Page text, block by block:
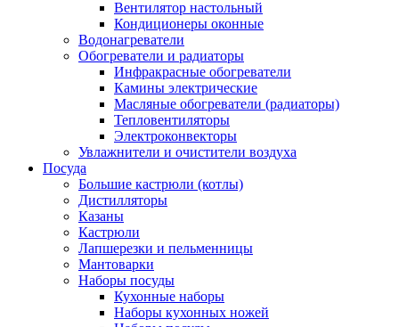
Вентилятор настольный
Кондиционеры оконные
Водонагреватели
Обогреватели и радиаторы
Инфракрасные обогреватели
Камины электрические
Масляные обогреватели (радиаторы)
Тепловентиляторы
Электроконвекторы
Увлажнители и очистители воздуха
Посуда
Большие кастрюли (котлы)
Дистилляторы
Казаны
Кастрюли
Лапшерезки и пельменницы
Мантоварки
Наборы посуды
Кухонные наборы
Наборы кухонных ножей